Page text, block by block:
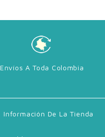
Envíos A Toda Colombia
Información De La Tienda